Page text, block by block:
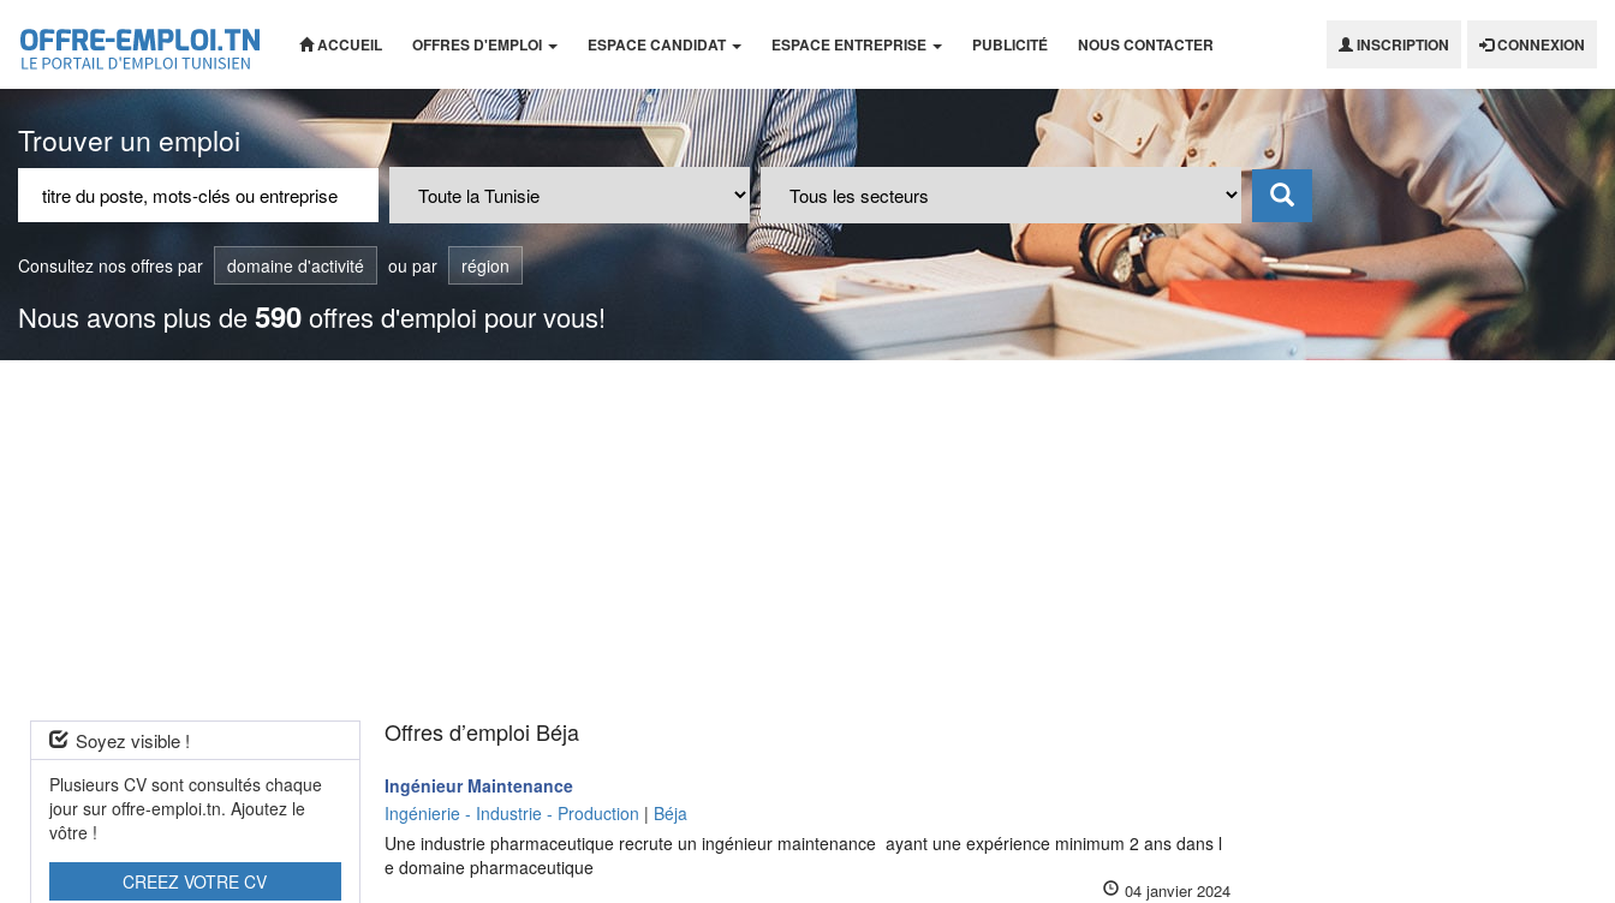
ACCUEIL OFFRES D'EMPLOI ESPACE CANDIDAT ESPACE ENTREPRISE PUBLICITÉ NOUS CONTACTER INSCRIPTION CONNEXION
Trouver un emploi
Consultez nos offres par domaine d'activité ou par région
Nous avons plus de590offres d'emploi pour vous!
Soyez visible !
Plusieurs CV sont consultés chaque
jour sur offre-emploi.tn. Ajoutez le
vôtre !
CREEZ VOTRE CV
Offres d’emploi Béja
Ingénieur Maintenance
Ingénierie - Industrie - Production | Béja
Une industrie pharmaceutique recrute un ingénieur maintenance ayant une expérience minimum 2 ans dans l
e domaine pharmaceutique
04 janvier 2024